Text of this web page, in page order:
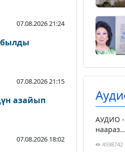
07.08.2026 21:24
07.08.2026 21:15
азайып
07.08.2026 18:02
АУДИО -
наараз...
4598742